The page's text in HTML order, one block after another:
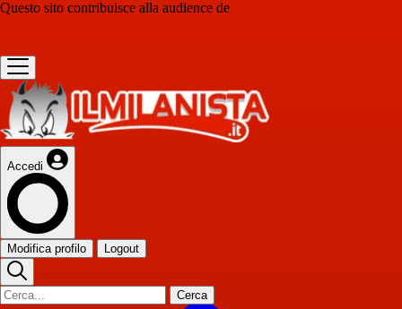
Questo sito contribuisce alla audience de
Accedi
Modifica profilo Logout
Cerca